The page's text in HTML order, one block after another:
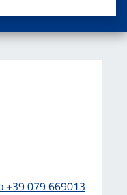
+39 079 669013